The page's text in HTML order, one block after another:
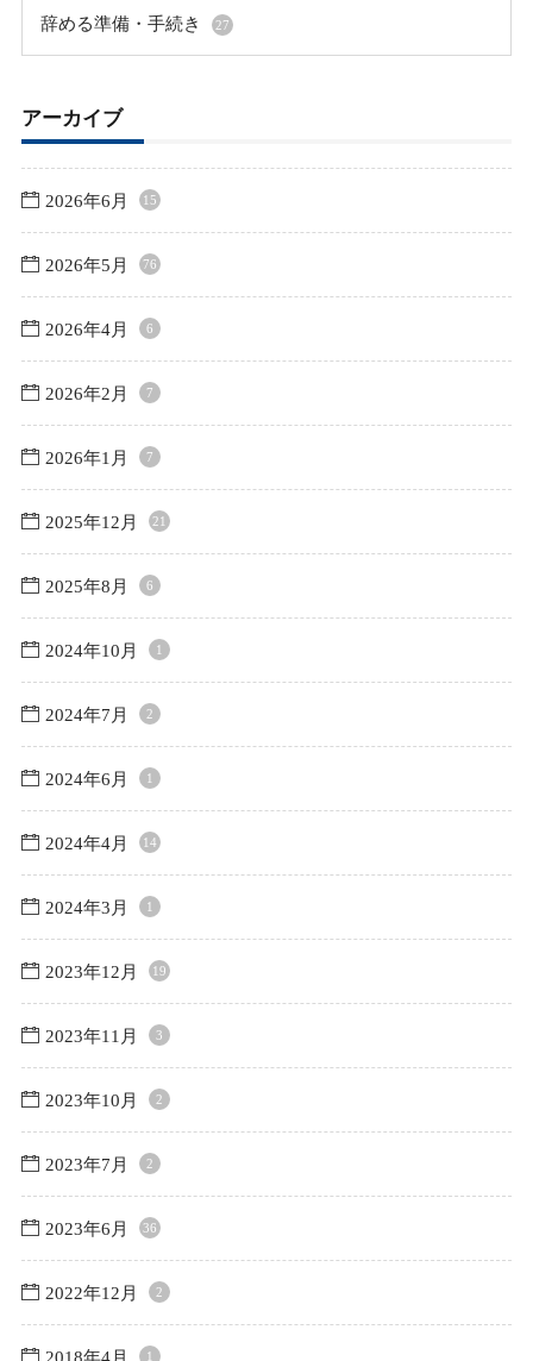
辞める準備・手続き 27
アーカイブ
2026年6月 15
2026年5月 76
2026年4月 6
2026年2月 7
2026年1月 7
2025年12月 21
2025年8月 6
2024年10月 1
2024年7月 2
2024年6月 1
2024年4月 14
2024年3月 1
2023年12月 19
2023年11月 3
2023年10月 2
2023年7月 2
2023年6月 36
2022年12月 2
2018年4月 1